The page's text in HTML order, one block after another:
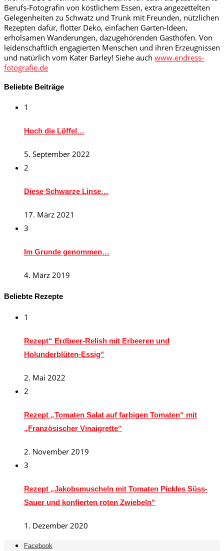
Berufs-Fotografin von köstlichem Essen, extra angezettelten
Gelegenheiten zu Schwatz und Trunk mit Freunden, nützlichen
Rezepten dafür, flotter Deko, einfachen Garten-Ideen,
erholsamen Wanderungen, dazugehörenden Gasthöfen. Von
leidenschaftlich engagierten Menschen und ihren Erzeugnissen
und natürlich vom Kater Barley! Siehe auch www.endress-
fotografie.de
Beliebte Beiträge
1
Hoch die Löffel…
5. September 2022
2
Diese Schwarze Linse…
17. März 2021
3
Im Grunde genommen…
4. März 2019
Beliebte Rezepte
1
Rezept“ Erdbeer-Relish mit Erbeeren und
Holunderblüten-Essig“
2. Mai 2022
2
Rezept „Tomaten Salat auf farbigen Tomaten“ mit
„Französischer Vinaigrette“
2. November 2019
3
Rezept „Jakobsmuscheln mit Tomaten Pickles Süss-
Sauer und konfierten roten Zwiebeln“
1. Dezember 2020
Facebook